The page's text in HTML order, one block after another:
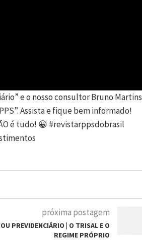
e o nosso consultor Bruno Martins
Assista e fique bem informado!
é tudo! 😀 #revistarppsdobrasil
próxima postagem
PREVIDENCIÁRIO | O TRISAL E O
REGIME PRÓPRIO